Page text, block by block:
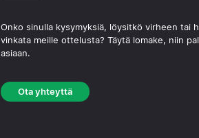
Onko sinulla kysymyksiä, löysitkö virheen tai
vinkata meille ottelusta? Täytä lomake, niin
asiaan.
Ota yhteyttä